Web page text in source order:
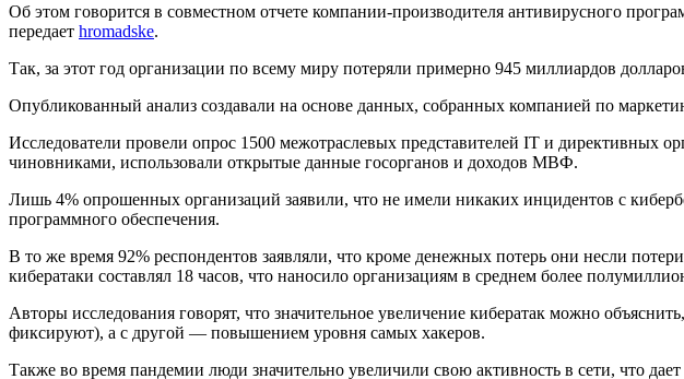
Об этом говорится в совместном отчете компании-производителя антивирусного
передает hromadske.
Так, за этот год организации по всему миру потеряли примерно 945 миллиардов
Опубликованный анализ создавали на основе данных, собранных компанией по
Исследователи провели опрос 1500 межотраслевых представителей IT и директивных
чиновниками, использовали открытые данные госорганов и доходов МВФ.
Лишь 4% опрошенных организаций заявили, что не имели никаких инцидентов с
программного обеспечения.
В то же время 92% респондентов заявляли, что кроме денежных потерь они несли
кибератаки составлял 18 часов, что наносило организациям в среднем более
Авторы исследования говорят, что значительное увеличение кибератак можно
фиксируют), а с другой — повышением уровня самых хакеров.
Также во время пандемии люди значительно увеличили свою активность в сети, что